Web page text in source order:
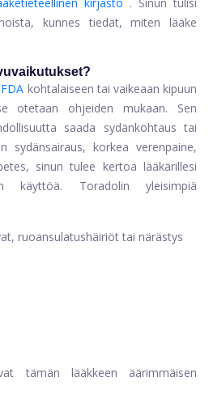
kunnes tiedät, miten lääke
FDA kohtalaiseen tai vaikeaan kipuun
otetaan ohjeiden mukaan. Sen
saada sydänkohtaus tai
sydänsairaus, korkea verenpaine,
sinun tulee kertoa lääkärillesi
käyttöä. Toradolin yleisimpiä
ruoansulatushäiriöt tai närästys
tämän lääkkeen äärimmäisen